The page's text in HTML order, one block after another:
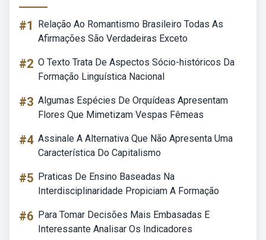
#1
Relação Ao Romantismo Brasileiro Todas As
Afirmações São Verdadeiras Exceto
#2 O Texto Trata De Aspectos Sócio-históricos Da
Formação Linguística Nacional
#3 Algumas Espécies De Orquídeas Apresentam
Flores Que Mimetizam Vespas Fêmeas
#4 Assinale A Alternativa Que Não Apresenta Uma
Característica Do Capitalismo
#5 Praticas De Ensino Baseadas Na
Interdisciplinaridade Propiciam A Formação
#6 Para Tomar Decisões Mais Embasadas E
Interessante Analisar Os Indicadores